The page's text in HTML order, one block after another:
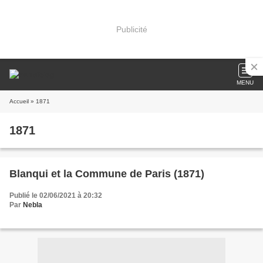
Publicité
MENU
Accueil » 1871
1871
Blanqui et la Commune de Paris (1871)
Publié le 02/06/2021 à 20:32
Par Nebla